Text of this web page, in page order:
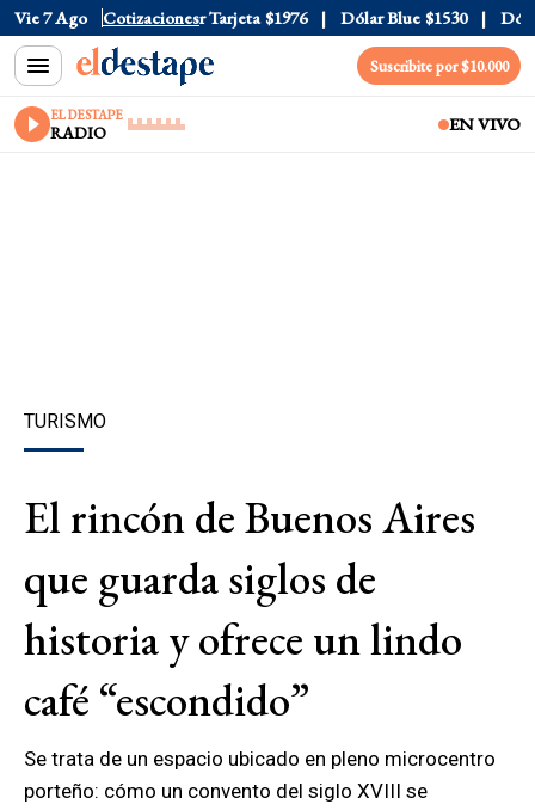
Vie 7 Ago Cotizaciones
$1520 Dólar Tarjeta $1976 Dólar Blue $1530 Dólar
Suscribite por $10.000
EL DESTAPE
RADIO EN VIVO
TURISMO
El rincón de Buenos Aires
que guarda siglos de
historia y ofrece un lindo
café “escondido”
Se trata de un espacio ubicado en pleno microcentro
porteño: cómo un convento del siglo XVIII se